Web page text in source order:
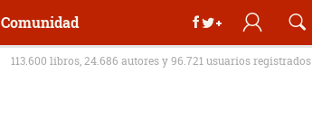
Comunidad
113.600 libros, 24.686 autores y 96.721 usuarios registrados